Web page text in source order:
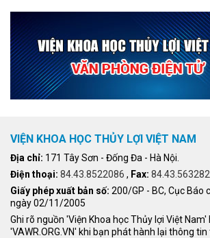
VIỆN KHOA HỌC THỦY LỢI VIỆT NAM
Địa chỉ: 171 Tây Sơn - Đống Đa - Hà Nội.
Điện thoại: 84.43.8522086 , Fax:
Giấy phép xuất bản số: 200/GP - BC, Cục Báo
ngày 02/11/2005
Ghi rõ nguồn 'Viện Khoa học Thủy lợi Việt Nam'
'VAWR.ORG.VN' khi bạn phát hành lại thông